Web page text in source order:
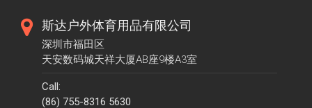
斯达户外体育用品有限公司
深圳市福田区
天安数码城天祥大厦AB座9楼A3室
Call:
(86) 755-8316 5630